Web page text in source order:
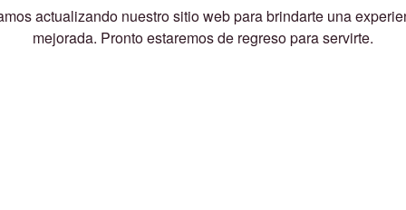
actualizando nuestro sitio web para brindarte una
mejorada. Pronto estaremos de regreso para servirte.